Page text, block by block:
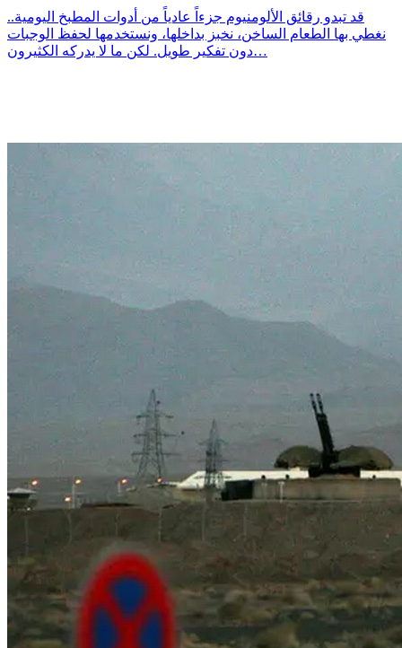
قد تبدو رقائق الألومنيوم جزءاً عادياً من أدوات المطبخ اليومية..
نغطي بها الطعام الساخن، نخبز بداخلها، ونستخدمها لحفظ الوجبات
دون تفكير طويل. لكن ما لا يدركه الكثيرون…